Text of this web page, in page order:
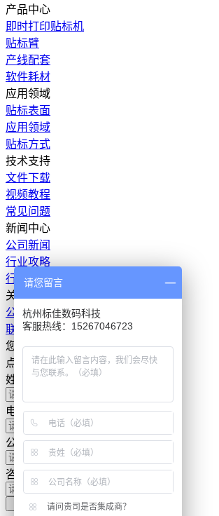
产品中心
即时打印贴标机
贴标臂
产线配套
软件耗材
应用领域
贴标表面
应用领域
贴标方式
技术支持
文件下载
视频教程
常见问题
新闻中心
公司新闻
行业攻略
行业资讯
关于我们
公司介绍
联系我们
您有任何问题
点击下方按钮,与我们取得联系。
姓名
电话
公司名称
咨询内容
提交
请您留言
杭州标佳数码科技
客服热线：15267046723
请问贵司是否集成商？